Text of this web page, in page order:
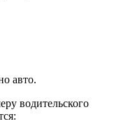
авто.
водительского